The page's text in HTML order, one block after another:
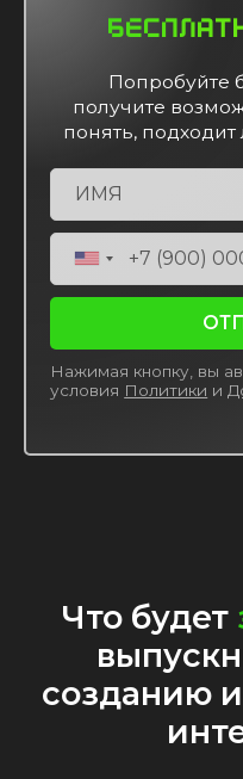
Попробуйте
получите
понять,
Нажимая кнопку, вы
условия Политики и
Что будет
созданию